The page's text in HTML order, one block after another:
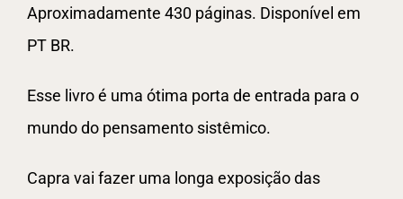
Aproximadamente 430 páginas. Disponível em
PT BR.
Esse livro é uma ótima porta de entrada para o
mundo do pensamento sistêmico.
Capra vai fazer uma longa exposição das